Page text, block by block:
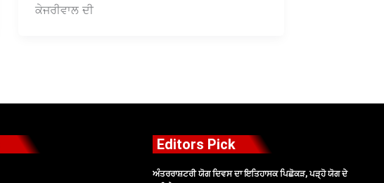
ਕੇਜਰੀਵਾਲ ਦੀ
Editors Pick
ਅੰਤਰਰਾਸ਼ਟਰੀ ਯੋਗ ਦਿਵਸ ਦਾ ਇਤਿਹਾਸਕ ਪਿਛੋਕੜ, ਪੜ੍ਹੋ ਯੋਗ ਦੇ